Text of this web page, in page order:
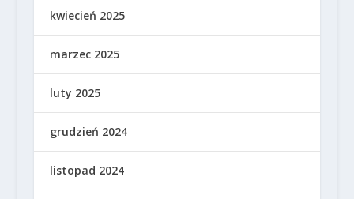
kwiecień 2025
marzec 2025
luty 2025
grudzień 2024
listopad 2024